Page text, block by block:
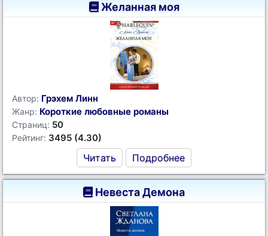
Желанная моя
Автор: Грэхем Линн
Жанр: Короткие любовные романы
Страниц: 50
Рейтинг: 3495 (4.30)
Читать Подробнее
Невеста Демона